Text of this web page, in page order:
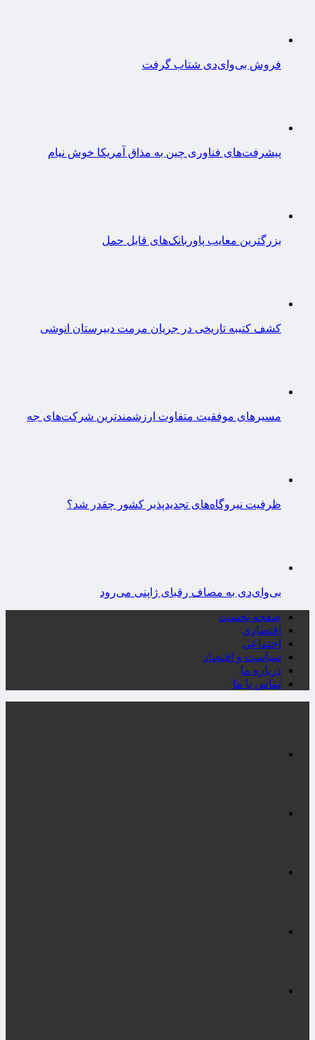
فروش بی‌وای‌دی شتاب گرفت
پیشرفت‌های فناوری چین به مذاق آمریکا خوش نیام
بزرگترین معایب پاوربانک‌های قابل حمل
کشف کتیبه تاریخی در جریان مرمت دبیرستان انوشی
مسیرهای موفقیت متفاوت ارزشمندترین شرکت‌های جه
ظرفیت نیروگاه‌های تجدیدپذیر کشور چقدر شد؟
بی‌وای‌دی به مصاف رقبای ژاپنی می‌رود
صفحه نخست
اقتصادی
اجتماعی
سیاست و اقتصاد
درباره ما
تماس با ما